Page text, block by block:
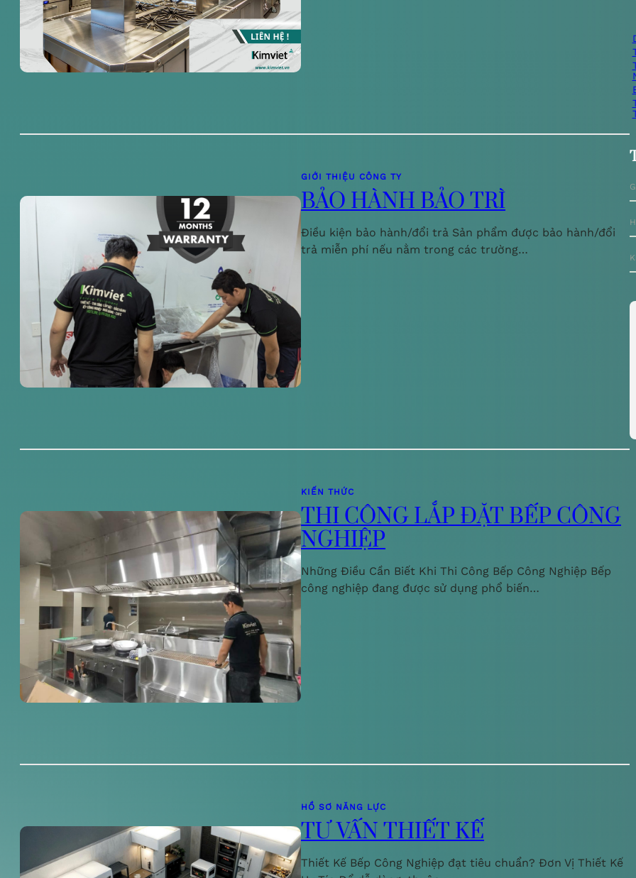
GIỚI THIỆU CÔNG TY
BẢO HÀNH BẢO TRÌ
Điều kiện bảo hành/đổi trả Sản phẩm được bảo hành/đổi
trả miễn phí nếu nằm trong các trường…
KIẾN THỨC
THI CÔNG LẮP ĐẶT BẾP CÔNG
NGHIỆP
Những Điều Cần Biết Khi Thi Công Bếp Công Nghiệp Bếp
công nghiệp đang được sử dụng phổ biến…
HỒ SƠ NĂNG LỰC
TƯ VẤN THIẾT KẾ
Thiết Kế Bếp Công Nghiệp đạt tiêu chuẩn? Đơn Vị Thiết Kế
i